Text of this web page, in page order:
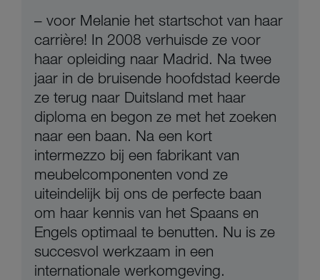
– voor Melanie het startschot van haar
carrière! In 2008 verhuisde ze voor
haar opleiding naar Madrid. Na twee
jaar in de bruisende hoofdstad keerde
ze terug naar Duitsland met haar
diploma en begon ze met het zoeken
naar een baan. Na een kort
intermezzo bij een fabrikant van
meubelcomponenten vond ze
uiteindelijk bij ons de perfecte baan
om haar kennis van het Spaans en
Engels optimaal te benutten. Nu is ze
succesvol werkzaam in een
internationale werkomgeving.